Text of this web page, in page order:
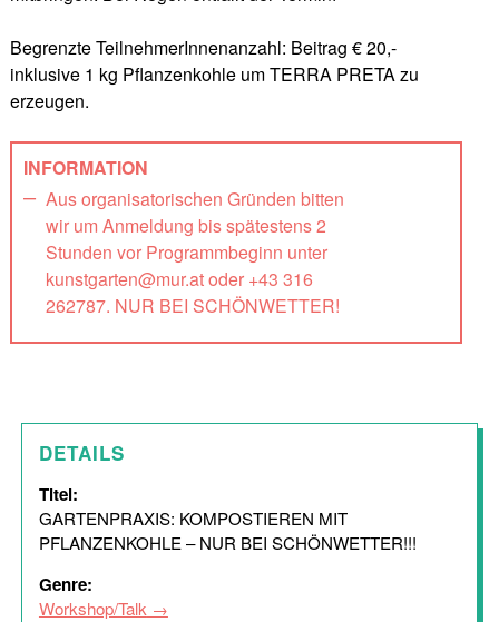
Begrenzte TeilnehmerInnenanzahl: Beitrag € 20,-
inklusive 1 kg Pflanzenkohle um TERRA PRETA zu
erzeugen.
INFORMATION
Aus organisatorischen Gründen bitten
wir um Anmeldung bis spätestens 2
Stunden vor Programmbeginn unter
kunstgarten@mur.at oder +43 316
262787. NUR BEI SCHÖNWETTER!
DETAILS
Titel:
GARTENPRAXIS: KOMPOSTIEREN MIT
PFLANZENKOHLE – NUR BEI SCHÖNWETTER!!!
Genre:
Workshop/Talk